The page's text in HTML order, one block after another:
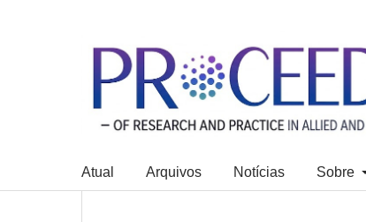
Atual Arquivos Notícias Sobre